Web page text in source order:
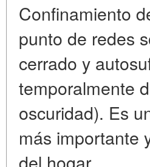
Confinamiento
punto de redes
cerrado y
temporalmente
oscuridad). Es
más importante